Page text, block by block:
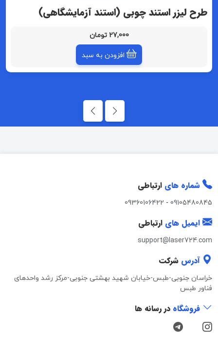
طرح لیزر استند چوبی (استند آزمایشگاهی)
27,000 تومان
افزودن به سبد
شماره های ارتباطی
09105480845
-
09360106422
ایمیل های ارتباطی
support@laser724.com
آدرس شرکت
خراسان جنوبی-طبس-خیابان شهید بهشتی جنوبی-مرکز رشد واحدهای
فناور طبس
فروشگاه در رسانه ها